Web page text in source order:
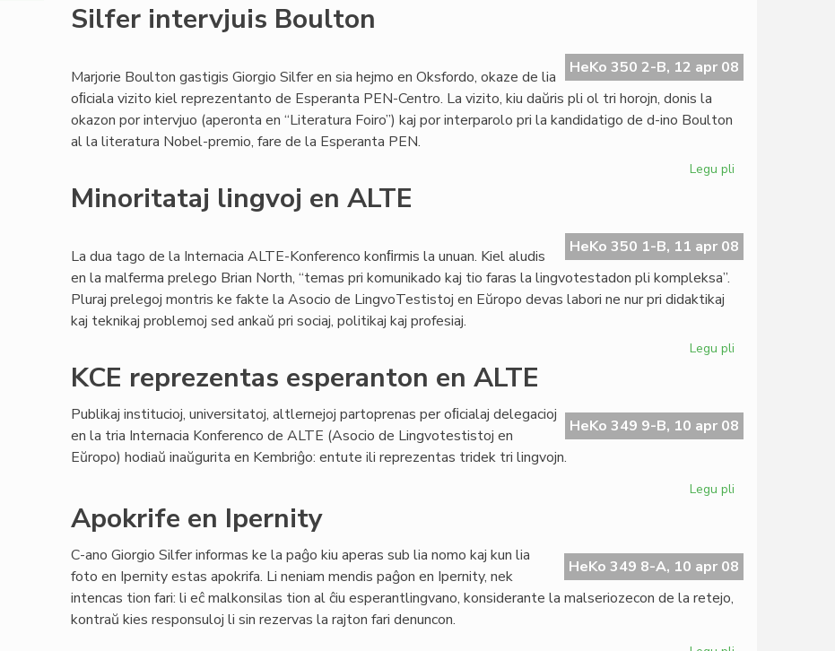
Memortago
de
Silfer intervjuis Boulton
HeKo 350 2-B, 12 apr 08
Marjorie Boulton gastigis Giorgio Silfer en sia hejmo en Oksfordo, okaze de lia
oﬁciala vizito kiel reprezentanto de Esperanta PEN-Centro. La vizito, kiu daŭris pli ol tri horojn, donis la
okazon por intervjuo (aperonta en “Literatura Foiro”) kaj por interparolo pri la kandidatigo de d-ino Boulton
al la literatura Nobel-premio, fare de la Esperanta PEN.
Legu pli
Minoritataj lingvoj en ALTE
HeKo 350 1-B, 11 apr 08
La dua tago de la Internacia ALTE-Konferenco konﬁrmis la unuan. Kiel aludis
en la malferma prelego Brian North, “temas pri komunikado kaj tio faras la lingvotestadon pli kompleksa”.
Pluraj prelegoj montris ke fakte la Asocio de LingvoTestistoj en Eŭropo devas labori ne nur pri didaktikaj
kaj teknikaj problemoj sed ankaŭ pri sociaj, politikaj kaj profesiaj.
Legu pli
ALTE
KCE reprezentas esperanton en ALTE
HeKo 349 9-B, 10 apr 08
Publikaj institucioj, universitatoj, altlernejoj partoprenas per oﬁcialaj delegacioj
en la tria Internacia Konferenco de ALTE (Asocio de Lingvotestistoj en
Eŭropo) hodiaŭ inaŭgurita en Kembriĝo: entute ili reprezentas tridek tri lingvojn.
Legu pli
en
ALTE
Apokrife en Ipernity
HeKo 349 8-A, 10 apr 08
C-ano Giorgio Silfer informas ke la paĝo kiu aperas sub lia nomo kaj kun lia
foto en Ipernity estas apokrifa. Li neniam mendis paĝon en Ipernity, nek
intencas tion fari: li eĉ malkonsilas tion al ĉiu esperantlingvano, konsiderante la malseriozecon de la retejo,
kontraŭ kies responsuloj li sin rezervas la rajton fari denuncon.